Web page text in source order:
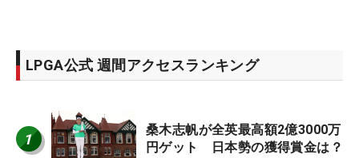
LPGA公式 週間アクセスランキング
1
桑木志帆が全英最高額2億3000万
円ゲット 日本勢の獲得賞金は？